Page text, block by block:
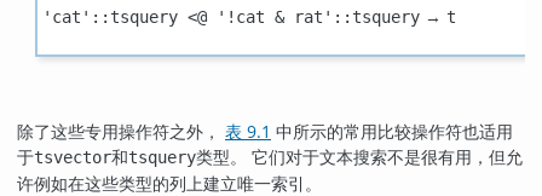
'cat'::tsquery <@ '!cat & rat'::tsquery→ t
除了这些专用操作符之外， 表 9.1 中所示的常用比较操作符也适用
于tsvector和tsquery类型。 它们对于文本搜索不是很有用，但允
许例如在这些类型的列上建立唯一索引。